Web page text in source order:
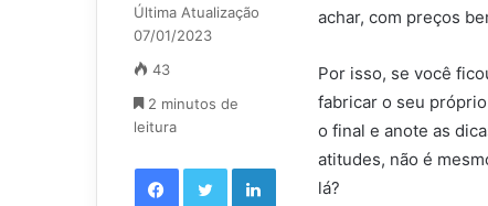
achar, com preços
Por isso, se você
fabricar o seu próprio
o final e anote as
atitudes, não é
lá?
mail
Última Atualização
07/01/2023
43
2 minutos de
leitura
FacebookTwitterLinkedin